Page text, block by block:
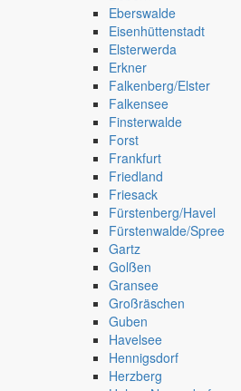
Eberswalde
Eisenhüttenstadt
Elsterwerda
Erkner
Falkenberg/Elster
Falkensee
Finsterwalde
Forst
Frankfurt
Friedland
Friesack
Fürstenberg/Havel
Fürstenwalde/Spree
Gartz
Golßen
Gransee
Großräschen
Guben
Havelsee
Hennigsdorf
Herzberg
Nutzungsbedingungen
Datenschutzerklärung
Häufig gestellte Fragen
Sicherheitshinweise
Werbung schalten
Impressum
Studenteninserate.at
Kleinanzeigen-Suedtirol.com
RC-Flohmarkt.com
MeinInserat.at
MeinInserat.com
Auswandern nach Südtirol
AnnunciPratici.it
MeinInserat.it